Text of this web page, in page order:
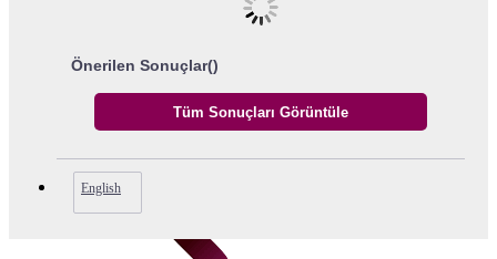
Önerilen Sonuçlar()
English